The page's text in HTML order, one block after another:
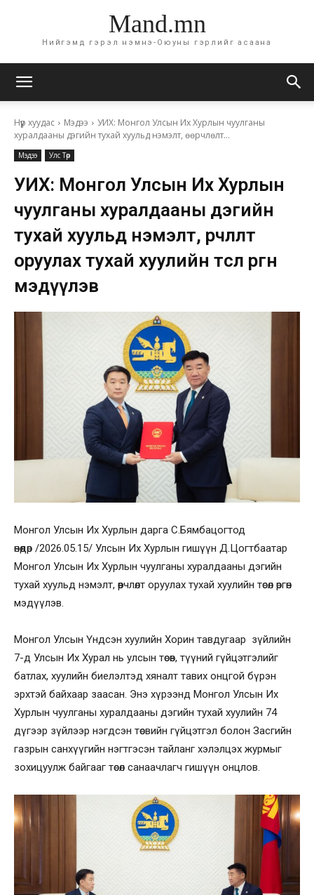
Mand.mn
Нийгэмд гэрэл нэмнэ-Оюуны гэрлийг асаана
Нүүр хуудас Мэдээ
УИХ: Монгол Улсын Их Хурлын чуулганы
хуралдааны дэгийн тухай хуульд нэмэлт, өөрчлөлт...
Мэдээ Улс Төр
УИХ: Монгол Улсын Их Хурлын
чуулганы хуралдааны дэгийн
тухай хуульд нэмэлт, өөрчлөлт
оруулах тухай хуулийн төсөл өргөн
мэдүүлэв
Монгол Улсын Их Хурлын дарга С.Бямбацогтод
өнөөдөр /2026.05.15/ Улсын Их Хурлын гишүүн Д.Цогтбаатар
Монгол Улсын Их Хурлын чуулганы хуралдааны дэгийн
тухай хуульд нэмэлт, өөрчлөлт оруулах тухай хуулийн төсөл өргөн
мэдүүлэв.
Монгол Улсын Үндсэн хуулийн Хорин тавдугаар зүйлийн
7-д Улсын Их Хурал нь улсын төсөв, түүний гүйцэтгэлийг
батлах, хуулийн биелэлтэд хяналт тавих онцгой бүрэн
эрхтэй байхаар заасан. Энэ хүрээнд Монгол Улсын Их
Хурлын чуулганы хуралдааны дэгийн тухай хуулийн 74
дүгээр зүйлээр нэгдсэн төсвийн гүйцэтгэл болон Засгийн
газрын санхүүгийн нэгтгэсэн тайланг хэлэлцэх журмыг
зохицуулж байгааг төсөл санаачлагч гишүүн онцлов.